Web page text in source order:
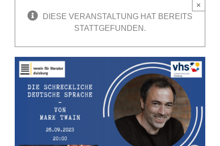
DIESE VERANSTALTUNG HAT BEREITS
STATTGEFUNDEN.
×